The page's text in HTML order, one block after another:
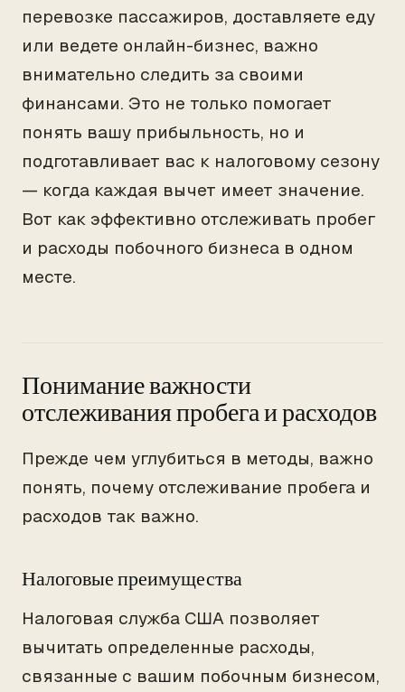
перевозке пассажиров, доставляете еду
или ведете онлайн-бизнес, важно
внимательно следить за своими
финансами. Это не только помогает
понять вашу прибыльность, но и
подготавливает вас к налоговому сезону
— когда каждая вычет имеет значение.
Вот как эффективно отслеживать пробег
и расходы побочного бизнеса в одном
месте.
Понимание важности
отслеживания пробега и расходов
Прежде чем углубиться в методы, важно
понять, почему отслеживание пробега и
расходов так важно.
Налоговые преимущества
Налоговая служба США позволяет
вычитать определенные расходы,
связанные с вашим побочным бизнесом,